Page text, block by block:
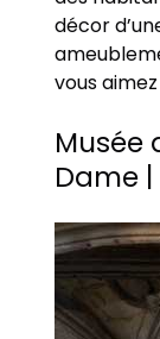
décor
vous
Musée
Dame